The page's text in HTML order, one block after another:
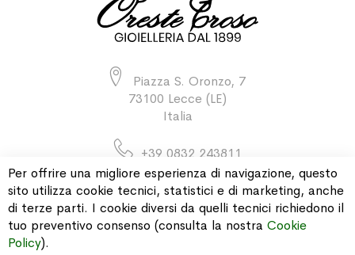
Piazza S. Oronzo, 7
73100 Lecce (LE)
Italia
+39 0832 243811
INFORMAZIONI
Per offrire una migliore esperienza di navigazione, questo
sito utilizza cookie tecnici, statistici e di marketing, anche
di terze parti. I cookie diversi da quelli tecnici richiedono il
tuo preventivo consenso (consulta la nostra Cookie
Policy).